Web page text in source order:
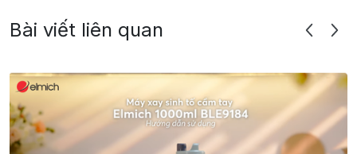
Bài viết liên quan